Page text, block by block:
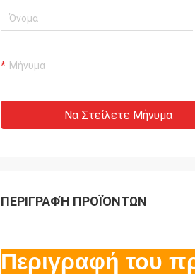
Να Στείλετε Μήνυμα
ΠΕΡΙΓΡΑΦΉ ΠΡΟΪΌΝΤΩΝ
Περιγραφή του